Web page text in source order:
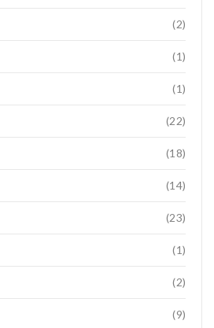
(2)
(1)
(1)
(22)
(18)
(14)
(23)
(1)
(2)
(9)